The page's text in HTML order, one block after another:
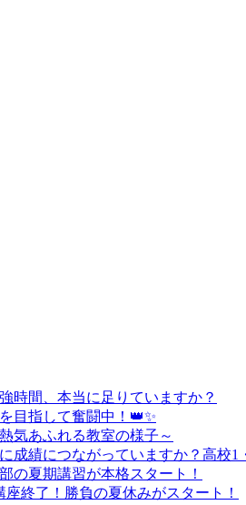
時間、本当に足りていますか？
目指して奮闘中！👑✨
気あふれる教室の様子～
成績につながっていますか？高校
の夏期講習が本格スタート！
終了！勝負の夏休みがスタート！